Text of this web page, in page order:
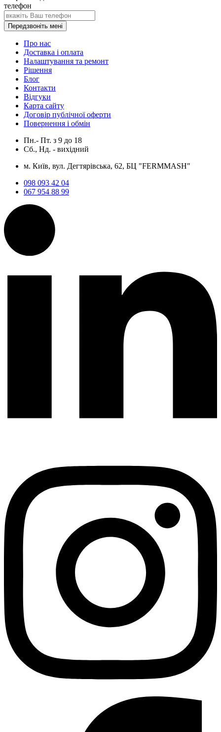
телефон
Передзвоніть мені
Про нас
Доставка і оплата
Налаштування та ремонт
Рішення
Блог
Контакти
Відгуки
Карта сайту
Договір публічної оферти
Повернення і обмін
Пн.- Пт. з 9 до 18
Сб., Нд. - вихідний
м. Київ, вул. Дегтярівська, 62, БЦ "FERMMASH"
098 093 42 04
067 954 88 99